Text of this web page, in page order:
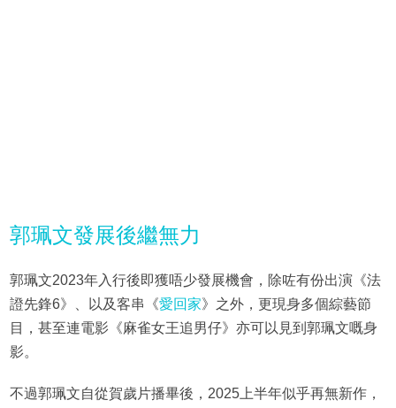
郭珮文發展後繼無力
郭珮文2023年入行後即獲唔少發展機會，除咗有份出演《法
證先鋒6》、以及客串《愛回家》之外，更現身多個綜藝節
目，甚至連電影《麻雀女王追男仔》亦可以見到郭珮文嘅身
影。
不過郭珮文自從賀歲片播畢後，2025上半年似乎再無新作，